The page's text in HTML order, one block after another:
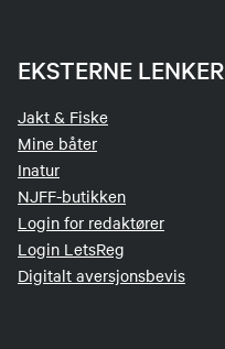
EKSTERNE LENKER
Jakt & Fiske
Mine båter
Inatur
NJFF-butikken
Login for redaktører
Login LetsReg
Digitalt aversjonsbevis